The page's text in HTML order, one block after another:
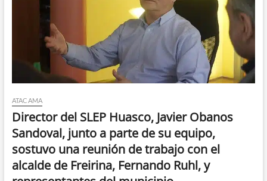
ATACAMA
Director del SLEP Huasco, Javier Obanos
Sandoval, junto a parte de su equipo,
sostuvo una reunión de trabajo con el
alcalde de Freirina, Fernando Ruhl, y